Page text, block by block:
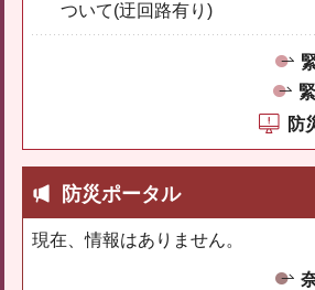
ついて(迂回路有り)
防
防災ポータル
現在、情報はありません。